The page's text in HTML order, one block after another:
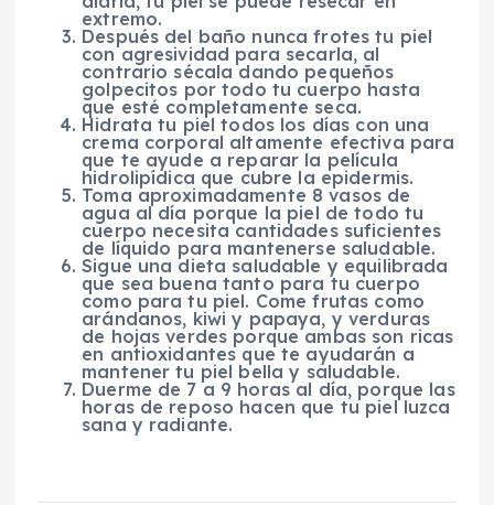
extremo.
Después del baño nunca frotes tu piel
con agresividad para secarla, al
contrario sécala dando pequeños
golpecitos por todo tu cuerpo hasta
que esté completamente seca.
Hidrata tu piel todos los días con una
crema corporal altamente efectiva para
que te ayude a reparar la película
hidrolipídica que cubre la epidermis.
Toma aproximadamente 8 vasos de
agua al día porque la piel de todo tu
cuerpo necesita cantidades suficientes
de líquido para mantenerse saludable.
Sigue una dieta saludable y equilibrada
que sea buena tanto para tu cuerpo
como para tu piel. Come frutas como
arándanos, kiwi y papaya, y verduras
de hojas verdes porque ambas son ricas
en antioxidantes que te ayudarán a
mantener tu piel bella y saludable.
Duerme de 7 a 9 horas al día, porque las
horas de reposo hacen que tu piel luzca
sana y radiante.